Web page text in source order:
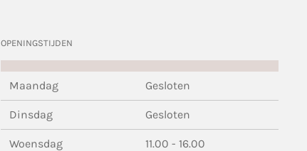
OPENINGSTIJDEN
Maandag Gesloten
Dinsdag Gesloten
Woensdag 11.00 - 16.00